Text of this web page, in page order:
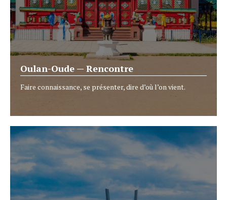
Oulan-Oude — Rencontre
Faire connaissance, se présenter, dire d’où l’on vient.